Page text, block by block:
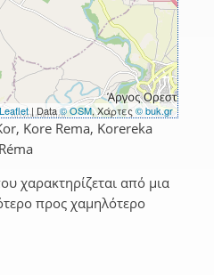
Leaflet| Data© OSM, Χάρτες © buk.gr
Kore Rema, Korereka
χαρακτηρίζεται από μια
προς χαμηλότερο